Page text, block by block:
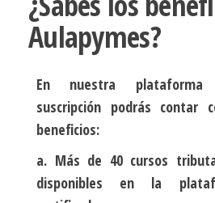
Aulapymes?
En nuestra plataforma
suscripción podrás contar
beneficios:
a. Más de 40 cursos
disponibles en la